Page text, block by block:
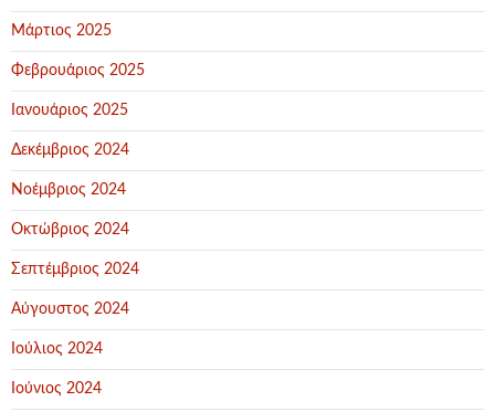
Μάρτιος 2025
Φεβρουάριος 2025
Ιανουάριος 2025
Δεκέμβριος 2024
Νοέμβριος 2024
Οκτώβριος 2024
Σεπτέμβριος 2024
Αύγουστος 2024
Ιούλιος 2024
Ιούνιος 2024